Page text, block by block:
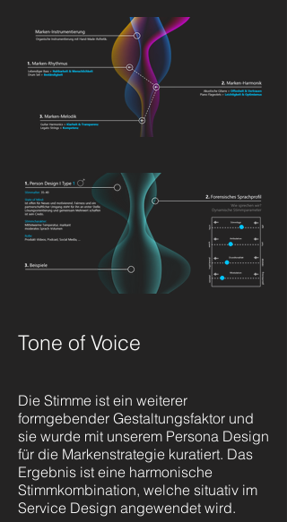
Tone of Voice
Die Stimme ist ein weiterer
formgebender Gestaltungsfaktor und
sie wurde mit unserem Persona Design
für die Markenstrategie kuratiert. Das
Ergebnis ist eine harmonische
Stimmkombination, welche situativ im
Service Design angewendet wird.